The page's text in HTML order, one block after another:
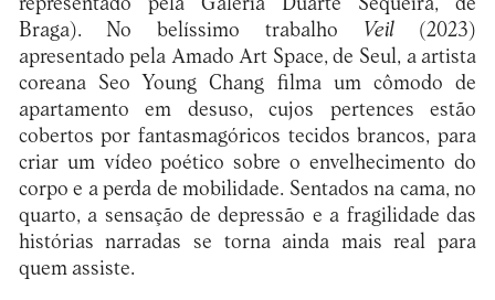
Braga). No belíssimo trabalho
Veil(2023)
apresentado pela Amado Art Space, de Seul, a artista
coreana Seo Young Chang filma um cômodo de
apartamento em desuso, cujos pertences estão
cobertos por fantasmagóricos tecidos brancos, para
criar um vídeo poético sobre o envelhecimento do
corpo e a perda de mobilidade. Sentados na cama, no
quarto, a sensação de depressão e a fragilidade das
histórias narradas se torna ainda mais real para
quem assiste.